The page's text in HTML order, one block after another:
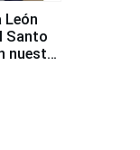
León
Santo
nuestro